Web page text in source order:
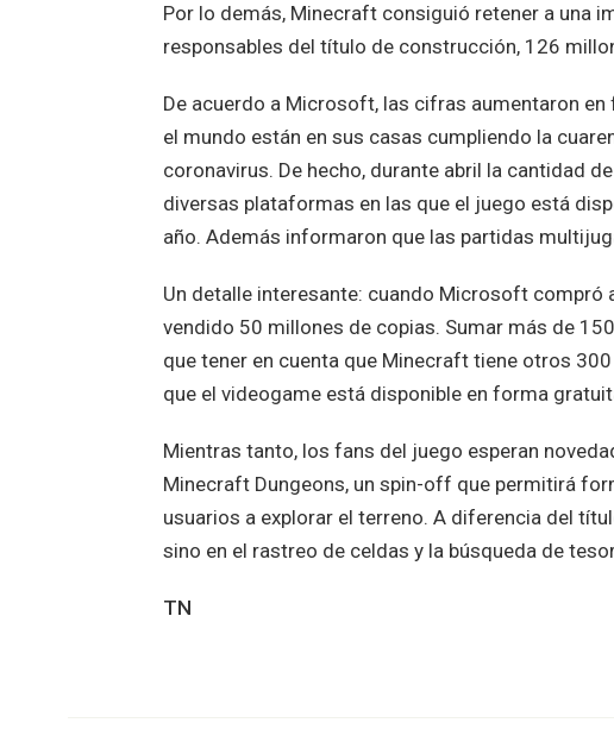
Por lo demás, Minecraft consiguió retener a una
responsables del título de construcción, 126
De acuerdo a Microsoft, las cifras aumentaron
el mundo están en sus casas cumpliendo la
coronavirus. De hecho, durante abril la cantidad
diversas plataformas en las que el juego está
año. Además informaron que las partidas
Un detalle interesante: cuando Microsoft
vendido 50 millones de copias. Sumar más de
que tener en cuenta que Minecraft tiene otros
que el videogame está disponible en forma
Mientras tanto, los fans del juego esperan
Minecraft Dungeons, un spin-off que permitirá
usuarios a explorar el terreno. A diferencia del
sino en el rastreo de celdas y la búsqueda de
TN